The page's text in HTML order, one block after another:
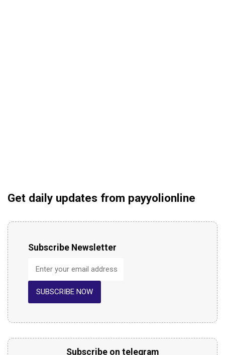
Get daily updates from payyolionline
Subscribe Newsletter
SUBSCRIBE NOW
Subscribe on telegram